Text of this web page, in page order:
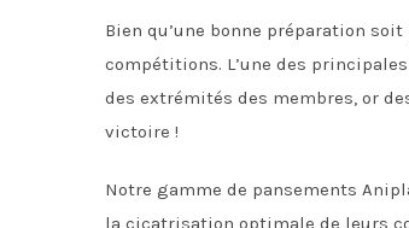
Bien qu’une bonne préparation
compétitions. L’une des
des extrémités des membres, or
victoire !
Notre gamme de pansements
la cicatrisation optimale de leurs